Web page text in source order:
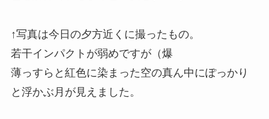
↑写真は今日の夕方近くに撮ったもの。
若干インパクトが弱めですが（爆
薄っすらと紅色に染まった空の真ん中にぽっかり
と浮かぶ月が見えました。